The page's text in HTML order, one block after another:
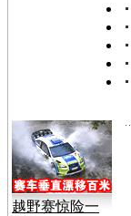
越野赛惊险一